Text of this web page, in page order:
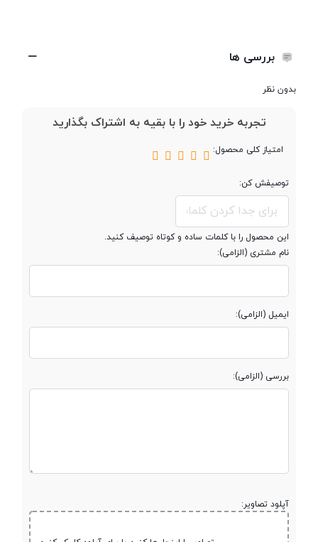
ناشر بازی
رده بندی سنی بالای 12 سال
ریجن بازی PAL/NTSC
بررسی ها
بدون نظر
تجربه خرید خود را با بقیه به اشتراک بگذارید
امتیاز کلی محصول:
توصیفش کن:
این محصول را با کلمات ساده و کوتاه توصیف کنید.
نام مشتری (الزامی):
ایمیل (الزامی):
بررسی (الزامی):
آپلود تصاویر: